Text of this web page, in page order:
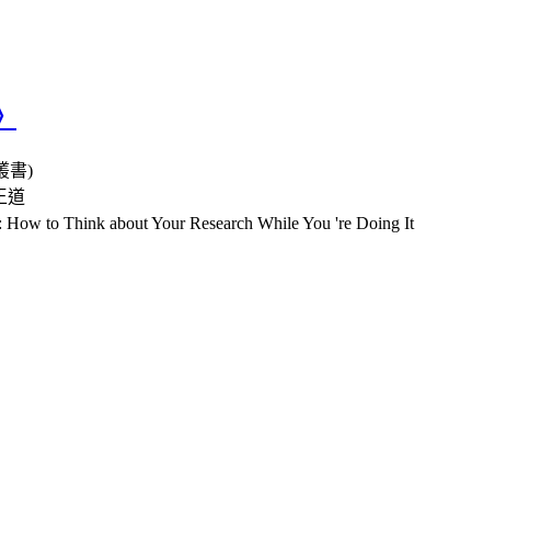
書)
道
to Think about Your Research While You 're Doing It